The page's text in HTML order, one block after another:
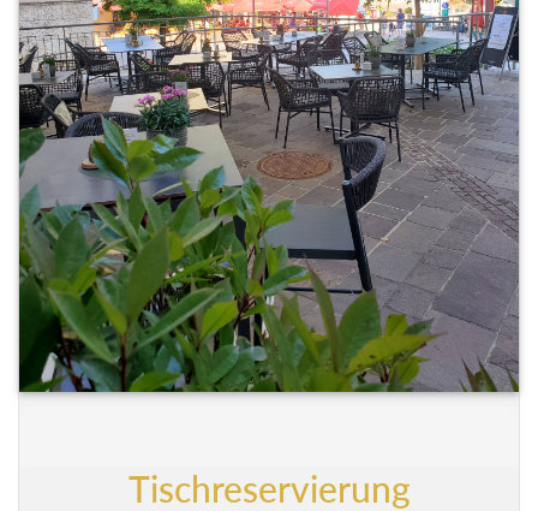
Tischreservierung